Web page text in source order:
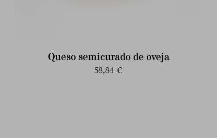
Queso semicurado de oveja
58,84 €